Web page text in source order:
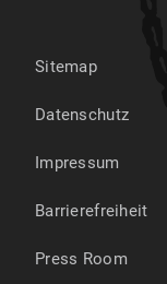
Sitemap
Datenschutz
Impressum
Barrierefreiheit
Press Room